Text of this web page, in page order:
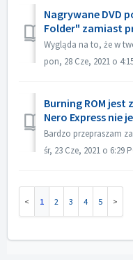
Nagrywane DVD
Folder" zamiast
pon, 28 Cze, 2021 o
Burning ROM
Nero Express nie
śr, 23 Cze, 2021 o 6:29
1 2 3 4 5